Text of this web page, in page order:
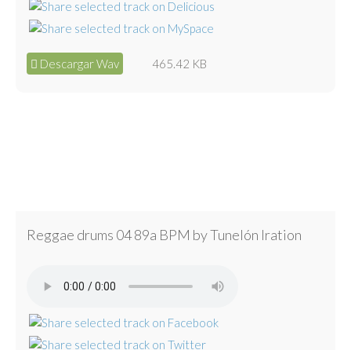
Descargar Wav 465.42 KB
Reggae drums 04 89a BPM by Tunelón Iration